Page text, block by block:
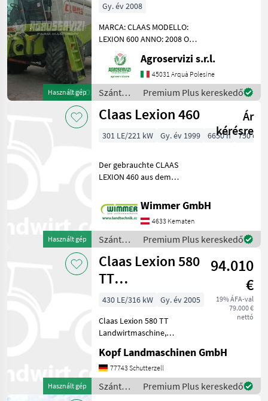
Használt gép
Gy. év 2008
MARCA: CLAAS MODELLO:
LEXION 600 ANNO: 2008 ORE
4100 SISTEMI DI
TREBBIATURA: IBRIDO A
DUE ROTORI POTENZA: 530
CV ORE DI LAVORO: 6704
PNEUMATICI
Agroservizi s.r.l.
45031 Arquà Polesine
Szántóföldi
betakarítógépek
/ Claas
Premium Plus kereskedő
Használt gép
Claas Lexion 460
Ár
kérésre
301 LE/221 kW Gy. év 1999 6650 h 750 cm
Der gebrauchte CLAAS
LEXION 460 aus dem
leistungsstarker und
bewährter Mähdrescher für
professionelle
Erntearbeiten. Mit 6.650
Betriebsstunden u
Wimmer GmbH
4633 Kematen
Szántóföldi
betakarítógépek
/ Claas
Premium Plus kereskedő
Használt gép
Claas Lexion 580
TT
Landwirtmaschine
Mercedes-Mo
94.010
€
19% ÁFA-val
79.000 €
nettó
430 LE/316 kW
Gy. év 2005
Claas Lexion 580 TT
Landwirtmaschine,
Trommelstunden (Int.Nr.
17804) AutoContour
Schneidwerksregelung,
Beleuchtung für klappbare
Kopf Landmaschinen GmbH
77743 Schutterzell
Szántóföldi
betakarítógépek
Premium Plus kereskedő